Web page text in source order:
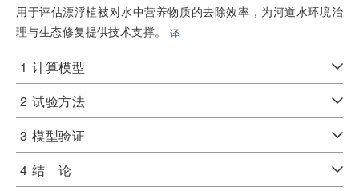
用于评估漂浮植被对水中营养物质的去除效率，为河道水环境治
理与生态修复提供技术支撑。
译
1 计算模型
2 试验方法
3 模型验证
4 结 论